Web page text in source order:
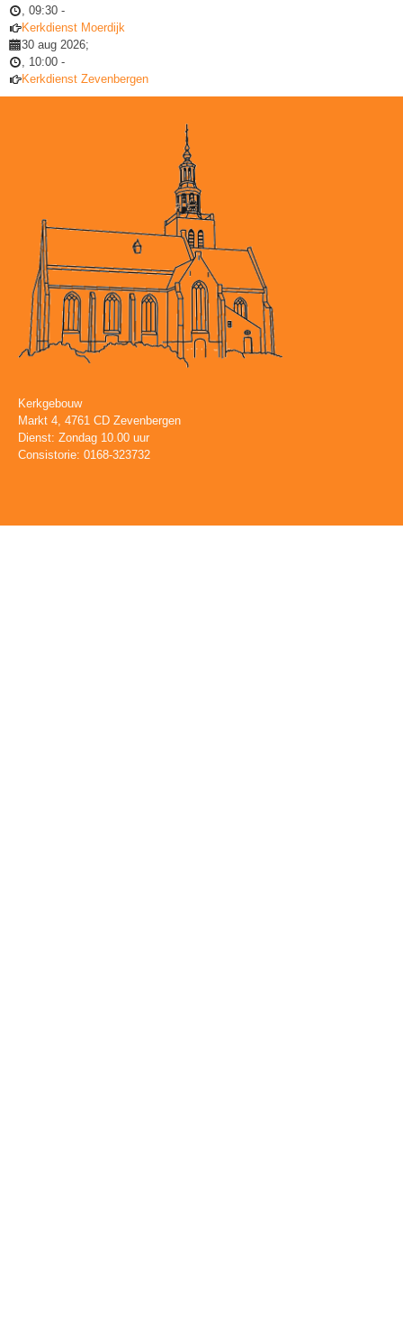
, 09:30 -
Kerkdienst Moerdijk
30 aug 2026;
, 10:00 -
Kerkdienst Zevenbergen
Kerkgebouw
Markt 4, 4761 CD Zevenbergen
Dienst: Zondag 10.00 uur
Consistorie: 0168-323732